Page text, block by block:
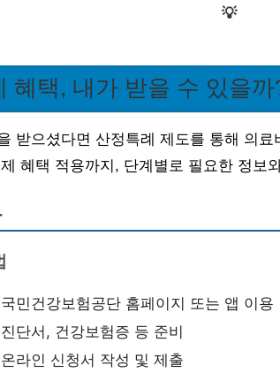
💡
혜택, 내가 받을 수 있을까
받으셨다면 산정특례 제도를 통해 의
혜택 적용까지, 단계별로 필요한 정보
민건강보험공단 홈페이지 또는 앱 이용
단서, 건강보험증 등 준비
라인 신청서 작성 및 제출